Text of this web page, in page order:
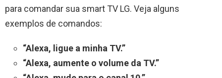
para comandar sua smart TV LG. Veja alguns
exemplos de comandos:
“Alexa, ligue a minha TV.”
“Alexa, aumente o volume da TV.”